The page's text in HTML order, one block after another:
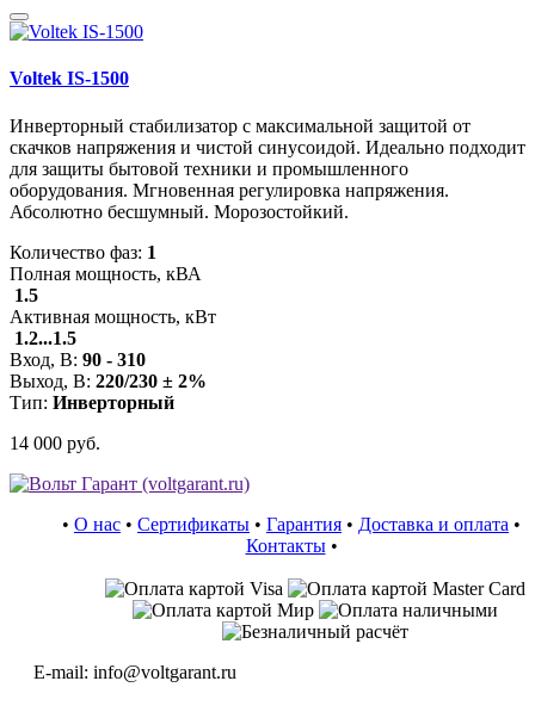
Voltek IS-1500
Инверторный стабилизатор с максимальной защитой от
скачков напряжения и чистой синусоидой. Идеально подходит
для защиты бытовой техники и промышленного
оборудования. Мгновенная регулировка напряжения.
Абсолютно бесшумный. Морозостойкий.
Количество фаз: 1
Полная мощность, кВА
1.5
Активная мощность, кВт
1.2...1.5
Вход, В: 90 - 310
Выход, В: 220/230 ± 2%
Тип: Инверторный
14 000 руб.
• О нас • Сертификаты • Гарантия • Доставка и оплата •
Контакты•
E-mail: info@voltgarant.ru